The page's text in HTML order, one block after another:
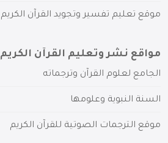
موقع تعليم تفسير وتجويد القرآن الكريم
مواقع نشر وتعليم القرآن الكريم
الجامع لعلوم القرآن وترجماته
السنة النبوية وعلومها
موقع الترجمات الصوتية للقرآن الكريم